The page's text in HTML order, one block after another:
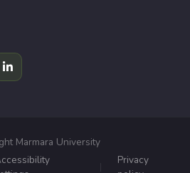
Marmara University
Privacy